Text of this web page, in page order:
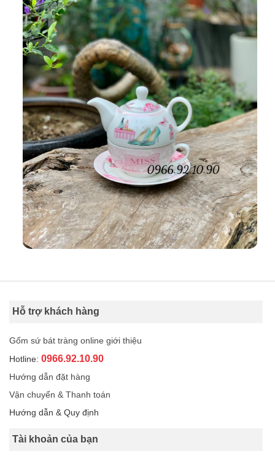
Hỗ trợ khách hàng
Gốm sứ bát tràng online giới thiệu
Hotline: 0966.92.10.90
Hướng dẫn đặt hàng
Vận chuyển & Thanh toán
Hướng dẫn & Quy định
Tài khoản của bạn